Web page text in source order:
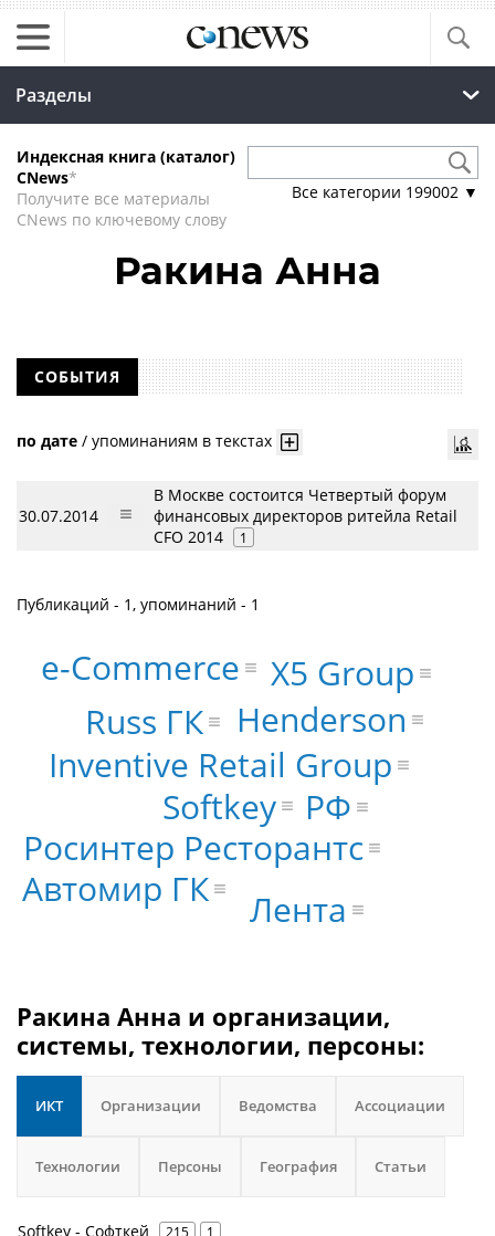
Разделы
Индексная книга (каталог)
CNews*
Получите все материалы
CNews по ключевому слову
Все категории 199002 ▼
Ракина Анна
СОБЫТИЯ
по дате / упоминаниям в текстах
30.07.2014
В Москве состоится Четвертый форум
финансовых директоров ритейла Retail
CFO 2014
1
Публикаций - 1, упоминаний - 1
Softkey
Inventive Retail Group
Росинтер Ресторантс
Henderson
Russ ГК
Автомир ГК Лента
X5 Group
e-Commerce
РФ
Ракина Анна и организации,
системы, технологии, персоны:
ИКТ Организации Ведомства Ассоциации
Технологии Персоны География Статьи
Softkey - Софткей 215 1